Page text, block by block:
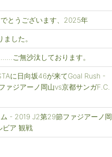
とうございます、2025年
した。
ご無沙汰しております。
に日向坂46が来てGoal Rush -
ァジアーノ岡山vs京都サンガF.C.
- 2019 J2第29節ファジアーノ岡
ビア 観戦